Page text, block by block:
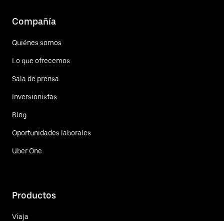
Compañía
Quiénes somos
Lo que ofrecemos
Sala de prensa
Inversionistas
Blog
Oportunidades laborales
Uber One
Productos
Viaja